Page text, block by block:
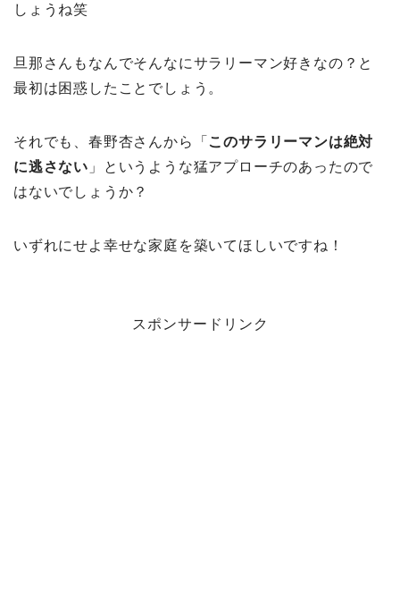
しょうね笑
旦那さんも なんでそんなにサラリーマン好きなの？と
最初は困惑したことでしょう。
それでも、春野杏さんから「 このサラリーマンは絶対
に逃さない 」というような猛アプローチのあったので
はないでしょうか？
いずれにせよ幸せな家庭を築いてほしいですね！
スポンサードリンク